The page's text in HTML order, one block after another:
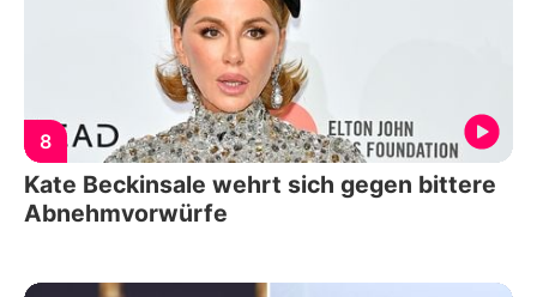
8
Kate Beckinsale wehrt sich gegen bittere
Abnehmvorwürfe